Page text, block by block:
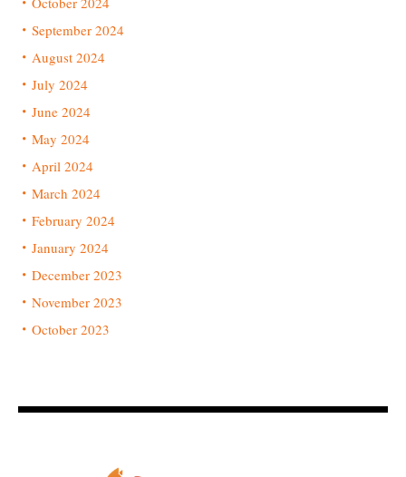
September 2024
August 2024
July 2024
June 2024
May 2024
April 2024
March 2024
February 2024
January 2024
December 2023
November 2023
October 2023